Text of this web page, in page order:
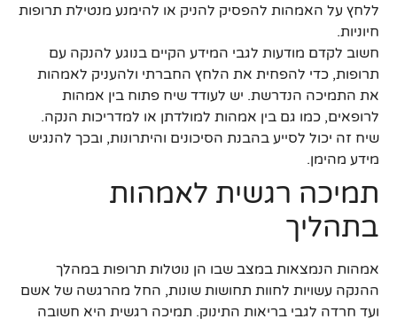
ללחץ על האמהות להפסיק להניק או להימנע מנטילת תרופות
חיוניות.
חשוב לקדם מודעות לגבי המידע הקיים בנוגע להנקה עם
תרופות, כדי להפחית את הלחץ החברתי ולהעניק לאמהות
את התמיכה הנדרשת. יש לעודד שיח פתוח בין אמהות
לרופאים, כמו גם בין אמהות למולדתן או למדריכות הנקה.
שיח זה יכול לסייע בהבנת הסיכונים והיתרונות, ובכך להנגיש
מידע מהימן.
תמיכה רגשית לאמהות
בתהליך
אמהות הנמצאות במצב שבו הן נוטלות תרופות במהלך
ההנקה עשויות לחוות תחושות שונות, החל מהרגשה של אשם
ועד חרדה לגבי בריאות התינוק. תמיכה רגשית היא חשובה